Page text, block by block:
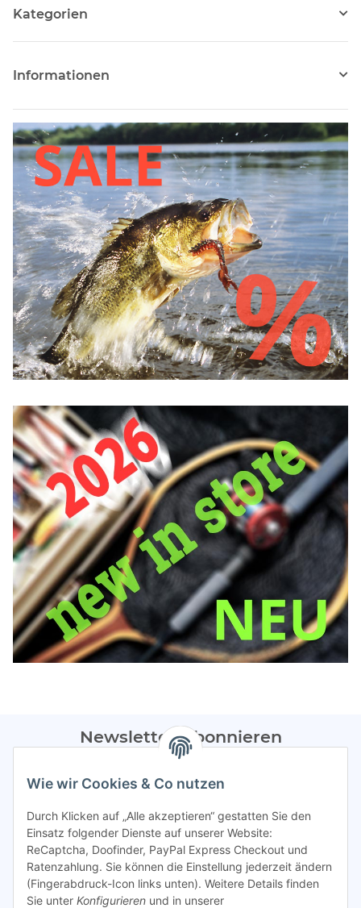
Kategorien
Informationen
Newsletter Abonnieren
Bitte sendet mir entsprechend eurer
regelmäßig Infos zu euren Aktionen per E-Mail zu.
Abonnieren
Spamschutz aktiv
Wie wir Cookies & Co nutzen
Durch Klicken auf „Alle akzeptieren“ gestatten Sie den
Einsatz folgender Dienste auf unserer Website:
ReCaptcha, Doofinder, PayPal Express Checkout und
Ratenzahlung. Sie können die Einstellung jederzeit ändern
(Fingerabdruck-Icon links unten). Weitere Details finden
Sie unter Konfigurieren und in unserer